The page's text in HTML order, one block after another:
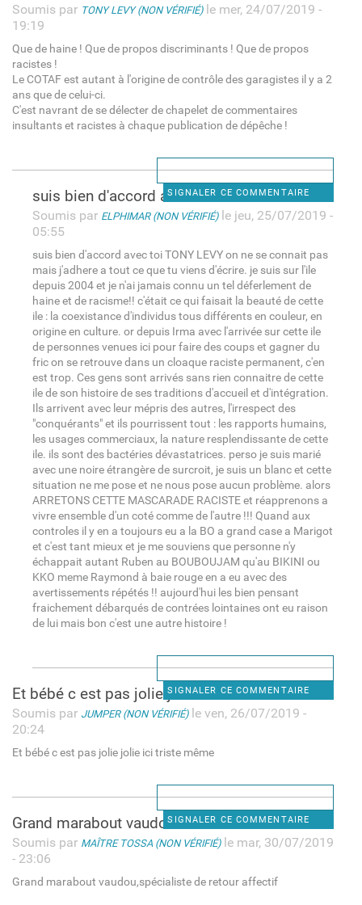
Soumis par TONY LEVY (NON VÉRIFIÉ)le mer, 24/07/2019 -
19:19
Que de haine ! Que de propos discriminants ! Que de propos
racistes !
Le COTAF est autant à l'origine de contrôle des garagistes il y a 2
ans que de celui-ci.
C'est navrant de se délecter de chapelet de commentaires
insultants et racistes à chaque publication de dépêche !
SIGNALER CE COMMENTAIRE
suis bien d'accord avec toi
Soumis par ELPHIMAR (NON VÉRIFIÉ)le jeu, 25/07/2019 -
05:55
suis bien d'accord avec toi TONY LEVY on ne se connait pas
mais j'adhere a tout ce que tu viens d'écrire. je suis sur l'ile
depuis 2004 et je n'ai jamais connu un tel déferlement de
haine et de racisme!! c'était ce qui faisait la beauté de cette
ile : la coexistance d'individus tous différents en couleur, en
origine en culture. or depuis Irma avec l'arrivée sur cette ile
de personnes venues ici pour faire des coups et gagner du
fric on se retrouve dans un cloaque raciste permanent, c'en
est trop. Ces gens sont arrivés sans rien connaitre de cette
ile de son histoire de ses traditions d'accueil et d'intégration.
Ils arrivent avec leur mépris des autres, l'irrespect des
"conquérants" et ils pourrissent tout : les rapports humains,
les usages commerciaux, la nature resplendissante de cette
ile. ils sont des bactéries dévastatrices. perso je suis marié
avec une noire étrangère de surcroit, je suis un blanc et cette
situation ne me pose et ne nous pose aucun problème. alors
ARRETONS CETTE MASCARADE RACISTE et réapprenons a
vivre ensemble d'un coté comme de l'autre !!! Quand aux
controles il y en a toujours eu a la BO a grand case a Marigot
et c'est tant mieux et je me souviens que personne n'y
échappait autant Ruben au BOUBOUJAM qu'au BIKINI ou
KKO meme Raymond à baie rouge en a eu avec des
avertissements répétés !! aujourd'hui les bien pensant
fraichement débarqués de contrées lointaines ont eu raison
de lui mais bon c'est une autre histoire !
SIGNALER CE COMMENTAIRE
Et bébé c est pas jolie jolie
Soumis par JUMPER (NON VÉRIFIÉ)le ven, 26/07/2019 -
20:24
Et bébé c est pas jolie jolie ici triste même
SIGNALER CE COMMENTAIRE
Grand marabout vaudou
Soumis par MAÎTRE TOSSA (NON VÉRIFIÉ)le mar, 30/07/2019
- 23:06
Grand marabout vaudou,spécialiste de retour affectif